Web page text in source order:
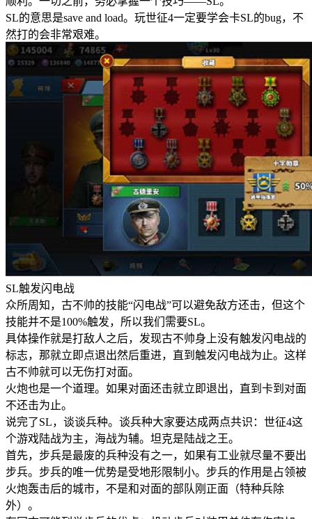
SL的意思是save and load。玩世征4一定要学会卡SL的bug，不
然打的会非常艰难。
SL触发闪电战
众所周知，古不帅的技能“闪电战”可以避免敌方还击，但这个
技能并不是100%触发，所以我们需要SL。
具体操作就是打敌人之后，发现古不帅身上没有触发闪电战的
标志，那就立即点退出然后重进，直到触发闪电战为止。这样
古不帅就可以无伤打对面。
火炮也是一个道理。如果对面还击就立即退出，直到卡到对面
不还击为止。
说完了SL，谈谈兵种。谈兵种大家要达成两点共识：世征4这
个游戏陆战为主，海战为辅。坦克是陆战之王。
首先，步兵是最废的兵种没有之一，如果有工业就尽量不要出
步兵。步兵的唯一优势是受地形限制小。步兵的作用是占领被
火炮轰击后的城市，不是和对面的部队刚正面（特种兵除
外）。